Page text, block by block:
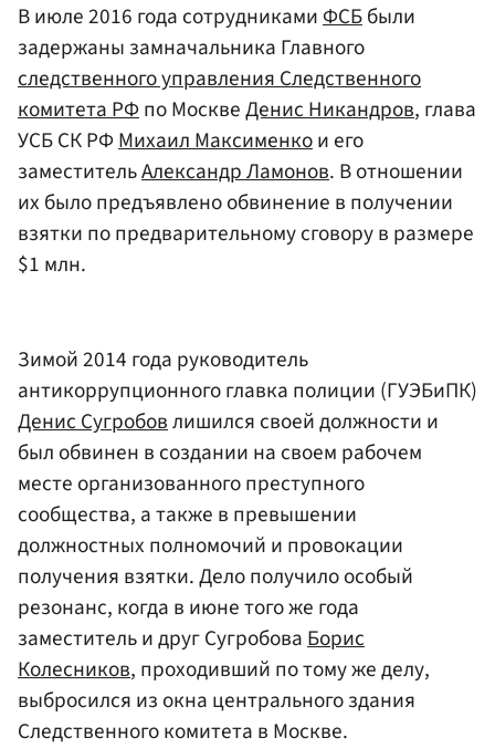
В июле 2016 года сотрудникамиФСБбыли
задержаны замначальника Главного
следственного управления Следственного
комитета РФпо МосквеДенис Никандров, глава
УСБ СК РФМихаил Максименкои его
заместительАлександр Ламонов. В отношении
их было предъявлено обвинение в получении
взятки по предварительному сговору в размере
$1 млн.
Зимой 2014 года руководитель
антикоррупционного главка полиции (ГУЭБиПК)
Денис Сугробовлишился своей должности и
был обвинен в создании на своем рабочем
месте организованного преступного
сообщества, а также в превышении
должностных полномочий и провокации
получения взятки. Дело получило особый
резонанс, когда в июне того же года
заместитель и друг СугробоваБорис
Колесников, проходивший по тому же делу,
выбросился из окна центрального здания
Следственного комитета в Москве.